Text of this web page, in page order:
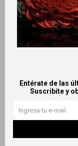
Entérate de las
Suscribite y
LlegaHOY
LlegaHOY